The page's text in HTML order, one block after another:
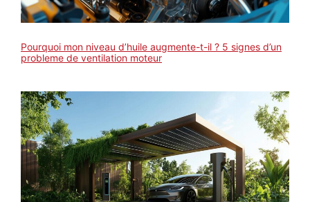
Pourquoi mon niveau d’huile augmente-t-il ? 5 signes d’un
probleme de ventilation moteur